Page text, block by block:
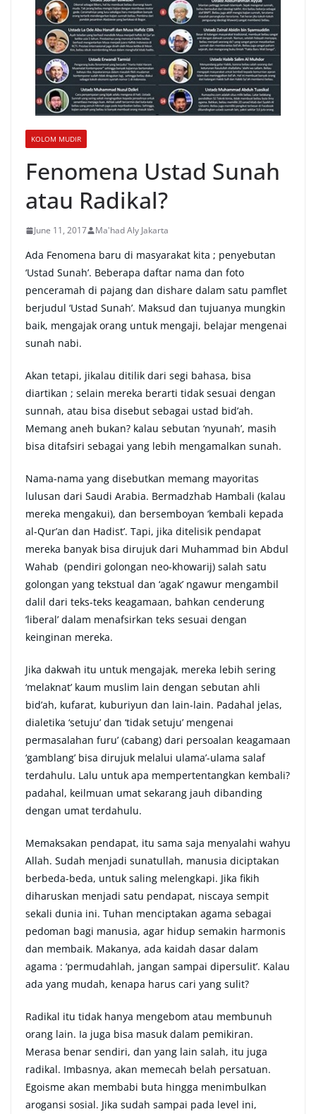
KOLOM MUDIR
Fenomena Ustad Sunah
atau Radikal?
June 11, 2017 Ma'had Aly Jakarta
Ada Fenomena baru di masyarakat kita ; penyebutan
‘Ustad Sunah’. Beberapa daftar nama dan foto
penceramah di pajang dan dishare dalam satu pamflet
berjudul ‘Ustad Sunah’. Maksud dan tujuanya mungkin
baik, mengajak orang untuk mengaji, belajar mengenai
sunah nabi.
Akan tetapi, jikalau ditilik dari segi bahasa, bisa
diartikan ; selain mereka berarti tidak sesuai dengan
sunnah, atau bisa disebut sebagai ustad bid’ah.
Memang aneh bukan? kalau sebutan ‘nyunah’, masih
bisa ditafsiri sebagai yang lebih mengamalkan sunah.
Nama-nama yang disebutkan memang mayoritas
lulusan dari Saudi Arabia. Bermadzhab Hambali (kalau
mereka mengakui), dan bersemboyan ‘kembali kepada
al-Qur’an dan Hadist’. Tapi, jika ditelisik pendapat
mereka banyak bisa dirujuk dari Muhammad bin Abdul
Wahab (pendiri golongan neo-khowarij) salah satu
golongan yang tekstual dan ‘agak’ ngawur mengambil
dalil dari teks-teks keagamaan, bahkan cenderung
‘liberal’ dalam menafsirkan teks sesuai dengan
keinginan mereka.
Jika dakwah itu untuk mengajak, mereka lebih sering
‘melaknat’ kaum muslim lain dengan sebutan ahli
bid’ah, kufarat, kuburiyun dan lain-lain. Padahal jelas,
dialetika ‘setuju’ dan ‘tidak setuju’ mengenai
permasalahan furu’ (cabang) dari persoalan keagamaan
‘gamblang’ bisa dirujuk melalui ulama’-ulama salaf
terdahulu. Lalu untuk apa mempertentangkan kembali?
padahal, keilmuan umat sekarang jauh dibanding
dengan umat terdahulu.
Memaksakan pendapat, itu sama saja menyalahi wahyu
Allah. Sudah menjadi sunatullah, manusia diciptakan
berbeda-beda, untuk saling melengkapi. Jika fikih
diharuskan menjadi satu pendapat, niscaya sempit
sekali dunia ini. Tuhan menciptakan agama sebagai
pedoman bagi manusia, agar hidup semakin harmonis
dan membaik. Makanya, ada kaidah dasar dalam
agama : ‘permudahlah, jangan sampai dipersulit’. Kalau
ada yang mudah, kenapa harus cari yang sulit?
Radikal itu tidak hanya mengebom atau membunuh
orang lain. Ia juga bisa masuk dalam pemikiran.
Merasa benar sendiri, dan yang lain salah, itu juga
radikal. Imbasnya, akan memecah belah persatuan.
Egoisme akan membabi buta hingga menimbulkan
arogansi sosial. Jika sudah sampai pada level ini,